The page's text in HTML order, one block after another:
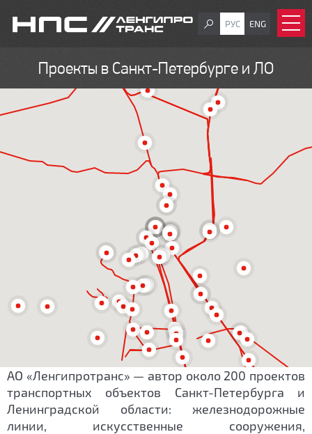
РУС ENG
Проекты в Санкт-Петербурге и ЛО
АО «Ленгипротранс» — автор около 200 проектов
транспортных объектов Санкт-Петербурга и
Ленинградской области: железнодорожные
линии, искусственные сооружения,